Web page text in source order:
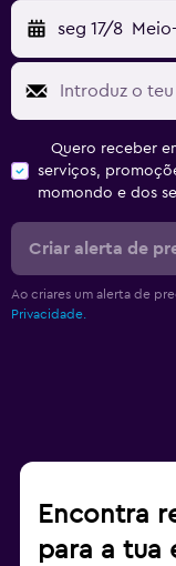
seg 17/8
Quero receber
serviços,
momondo e dos
Criar alerta de
Ao criares um alerta de
Privacidade.
Encontra
para a tua